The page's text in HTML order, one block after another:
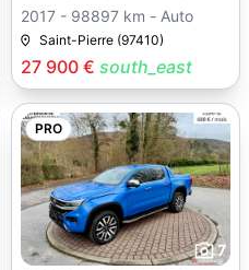
27 900 € south_east
2017 - 98897 km - Auto
Saint-Pierre (97410)
PRO
7